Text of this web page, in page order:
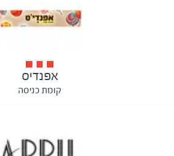
אפנדיס
קומת כניסה